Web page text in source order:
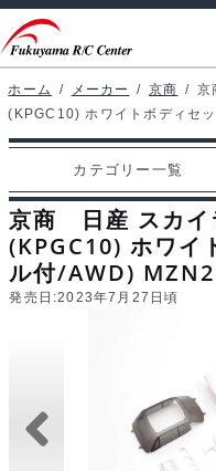
ビ
ゲ
ー
シ
ン
へ
ス
キ
ン
テ
ン
ツ
ス
キ
ッ
プ
ホームページ
マイアカウント
カート
支払い
お問い合わせ
ホーム / メーカー / 京商 / 京
(KPGC10) ホワイトボディセ
カテゴリー一覧
京商 日産 スカイ
(KPGC10) ホワイ
ル付/AWD)
発売日:2023年7月27日頃